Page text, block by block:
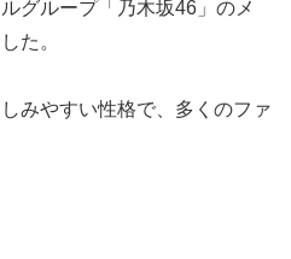
グループ「乃木坂46」のメ
た。
みやすい性格で、多くのファ